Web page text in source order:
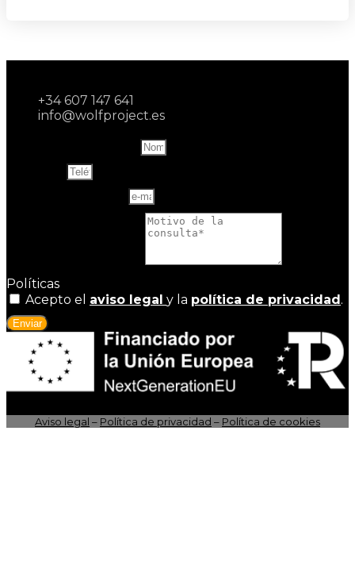
+34 607 147 641
info@wolfproject.es
Políticas
Acepto el aviso legal y la política de privacidad.
Enviar
Aviso legal – Política de privacidad – Política de cookies